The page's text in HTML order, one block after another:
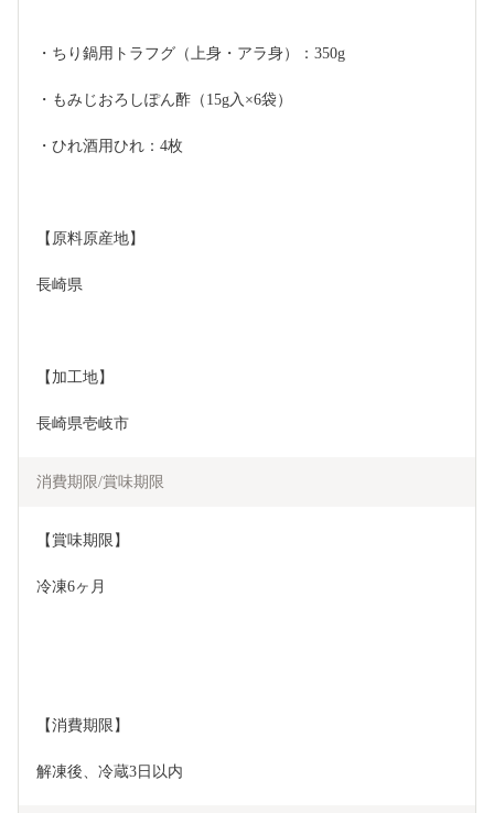
・ちり鍋用トラフグ（上身・アラ身）：350g
・もみじおろしぽん酢（15g入×6袋）
・ひれ酒用ひれ：4枚
【原料原産地】
長崎県
【加工地】
長崎県壱岐市
消費期限/賞味期限
【賞味期限】
冷凍6ヶ月
【消費期限】
解凍後、冷蔵3日以内